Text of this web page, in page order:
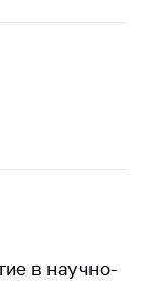
в научно-